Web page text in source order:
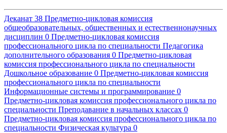
Деканат 38 Предметно-цикловая комиссия
общеобразовательных, общественных и естественнонаучных
дисциплин 0 Предметно-цикловая комиссия
профессионального цикла по специальности Педагогика
дополнительного образования 0 Предметно-цикловая
комиссия профессионального цикла по специальности
Дошкольное образование 0 Предметно-цикловая комиссия
профессионального цикла по специальности
Информационные системы и программирование 0
Предметно-цикловая комиссия профессионального цикла по
специальности Преподавание в начальных классах 0
Предметно-цикловая комиссия профессионального цикла по
специальности Физическая культура 0